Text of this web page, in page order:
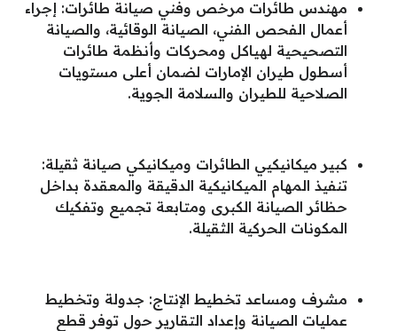
مهندس طائرات مرخص وفني صيانة طائرات: إجراء
أعمال الفحص الفني، الصيانة الوقائية، والصيانة
التصحيحية لهياكل ومحركات وأنظمة طائرات
أسطول طيران الإمارات لضمان أعلى مستويات
الصلاحية للطيران والسلامة الجوية.
كبير ميكانيكيي الطائرات وميكانيكي صيانة ثقيلة:
تنفيذ المهام الميكانيكية الدقيقة والمعقدة بداخل
حظائر الصيانة الكبرى ومتابعة تجميع وتفكيك
المكونات الحركية الثقيلة.
مشرف ومساعد تخطيط الإنتاج: جدولة وتخطيط
عمليات الصيانة وإعداد التقارير حول توفر قطع